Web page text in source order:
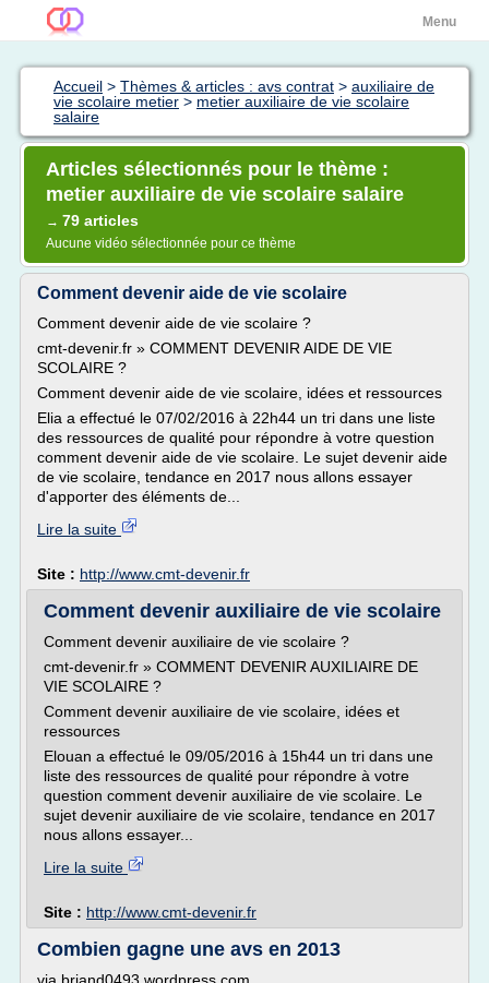
Menu
Accueil > Thèmes & articles : avs contrat > auxiliaire de
vie scolaire metier > metier auxiliaire de vie scolaire
salaire
Articles sélectionnés pour le thème :
metier auxiliaire de vie scolaire salaire
→ 79 articles
Aucune vidéo sélectionnée pour ce thème
Comment devenir aide de vie scolaire
Comment devenir aide de vie scolaire ?
cmt-devenir.fr » COMMENT DEVENIR AIDE DE VIE
SCOLAIRE ?
Comment devenir aide de vie scolaire, idées et ressources
Elia a effectué le 07/02/2016 à 22h44 un tri dans une liste
des ressources de qualité pour répondre à votre question
comment devenir aide de vie scolaire. Le sujet devenir aide
de vie scolaire, tendance en 2017 nous allons essayer
d'apporter des éléments de...
Lire la suite
Site : http://www.cmt-devenir.fr
Comment devenir auxiliaire de vie scolaire
Comment devenir auxiliaire de vie scolaire ?
cmt-devenir.fr » COMMENT DEVENIR AUXILIAIRE DE
VIE SCOLAIRE ?
Comment devenir auxiliaire de vie scolaire, idées et
ressources
Elouan a effectué le 09/05/2016 à 15h44 un tri dans une
liste des ressources de qualité pour répondre à votre
question comment devenir auxiliaire de vie scolaire. Le
sujet devenir auxiliaire de vie scolaire, tendance en 2017
nous allons essayer...
Lire la suite
Site : http://www.cmt-devenir.fr
Combien gagne une avs en 2013